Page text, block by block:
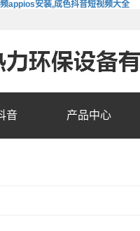
appios安装,成色抖音短视频大全
音 产品中心